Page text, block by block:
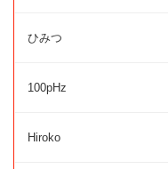
ひみつ
100pHz
Hiroko